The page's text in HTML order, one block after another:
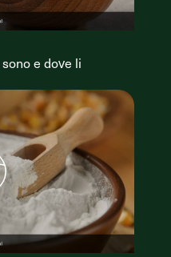
e dove li